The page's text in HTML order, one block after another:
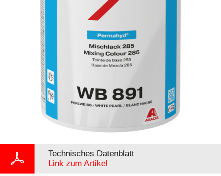
Technisches Datenblatt
Link zum Artikel